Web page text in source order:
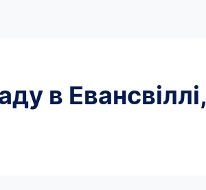
в Евансвіллі,